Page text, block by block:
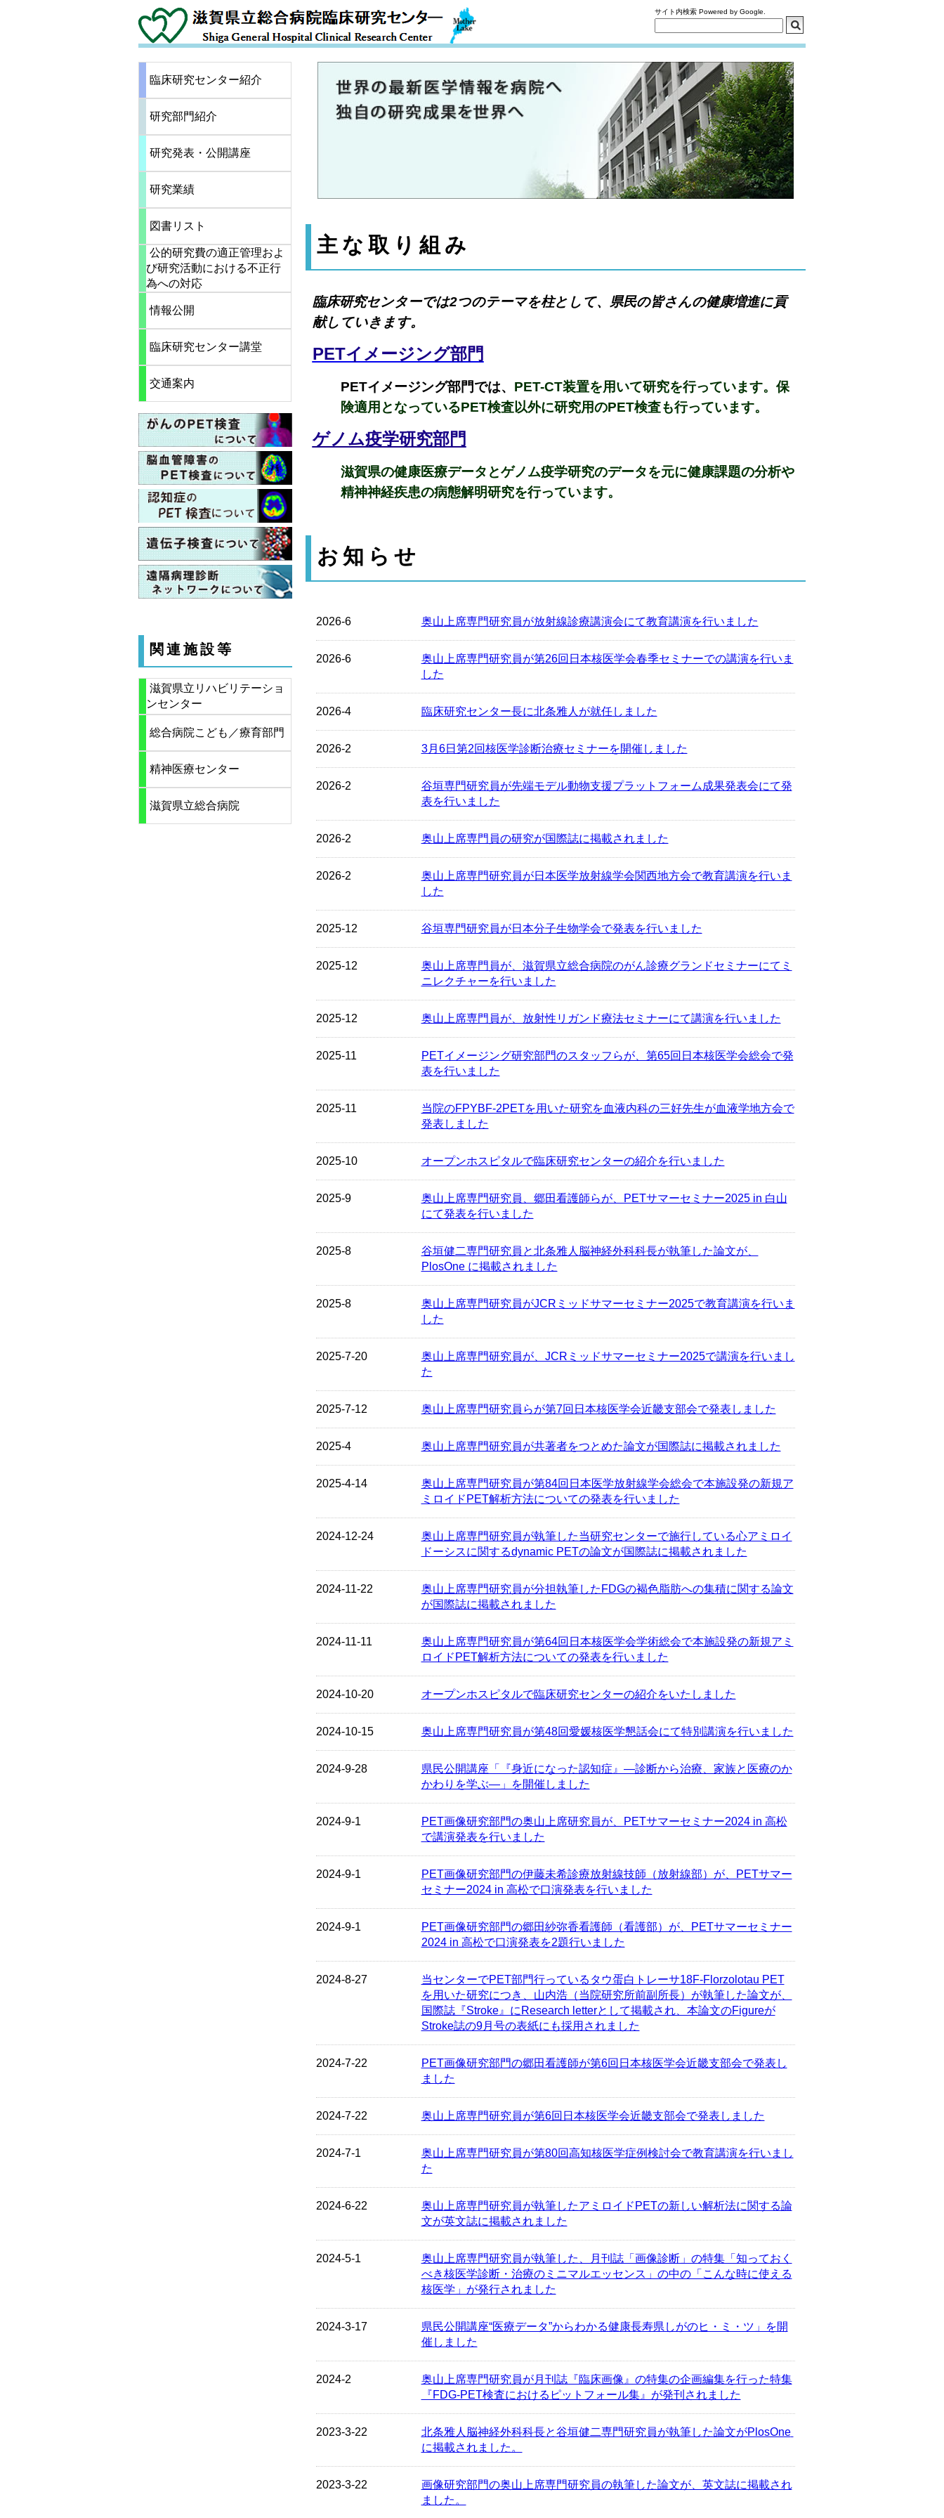
サイト内検索 Powered by Google.
臨床研究センター紹介
研究部門紹介
研究発表・公開講座
研究業績
図書リスト
公的研究費の適正管理およ
び研究活動における不正行
為への対応
情報公開
臨床研究センター講堂
交通案内
関連施設等
滋賀県立リハビリテーショ
ンセンター
総合病院こども／療育部門
精神医療センター
滋賀県立総合病院
究
セ
ン
タ
ー
主な取り組み
臨床研究センターでは2つのテーマを柱として、県民の皆さんの健康増進に貢
献していきます。
PETイメージング部門
PETイメージング部門では、 PET-CT装置を用いて研究を行っています。保
険適用となっているPET検査以外に研究用のPET検査も行っています。
ゲノム疫学研究部門
滋賀県の健康医療データとゲノム疫学研究のデータを元に健康課題の分析や
精神神経疾患の病態解明研究を行っています。
お知らせ
2026-6 奥山上席専門研究員が放射線診療講演会にて教育講演を行いました
2026-6
奥山上席専門研究員が第26回日本核医学会春季セミナーでの講演を行いま
した
2026-4 臨床研究センター長に北条雅人が就任しました
2026-2 3月6日第2回核医学診断治療セミナーを開催しました
2026-2
谷垣専門研究員が先端モデル動物支援プラットフォーム成果発表会にて発
表を行いました
2026-2 奥山上席専門員の研究が国際誌に掲載されました
2026-2
奥山上席専門研究員が日本医学放射線学会関西地方会で教育講演を行いま
した
2025-12 谷垣専門研究員が日本分子生物学会で発表を行いました
2025-12
奥山上席専門員が、滋賀県立総合病院のがん診療グランドセミナーにてミ
ニレクチャーを行いました
2025-12 奥山上席専門員が、放射性リガンド療法セミナーにて講演を行いました
2025-11
PETイメージング研究部門のスタッフらが、第65回日本核医学会総会で発
表を行いました
2025-11
当院のFPYBF-2PETを用いた研究を血液内科の三好先生が血液学地方会で
発表しました
2025-10 オープンホスピタルで臨床研究センターの紹介を行いました
2025-9
奥山上席専門研究員、郷田看護師らが、PETサマーセミナー2025 in 白山
にて発表を行いました
2025-8
谷垣健二専門研究員と北条雅人脳神経外科科長が執筆した論文が、
PlosOne に掲載されました
2025-8
奥山上席専門研究員がJCRミッドサマーセミナー2025で教育講演を行いま
した
2025-7-20
奥山上席専門研究員が、JCRミッドサマーセミナー2025で講演を行いまし
た
2025-7-12 奥山上席専門研究員らが第7回日本核医学会近畿支部会で発表しました
2025-4 奥山上席専門研究員が共著者をつとめた論文が国際誌に掲載されました
2025-4-14
奥山上席専門研究員が第84回日本医学放射線学会総会で本施設発の新規ア
ミロイドPET解析方法についての発表を行いました
2024-12-24
奥山上席専門研究員が執筆した当研究センターで施行している心アミロイ
ドーシスに関するdynamic PETの論文が国際誌に掲載されました
2024-11-22
奥山上席専門研究員が分担執筆したFDGの褐色脂肪への集積に関する論文
が国際誌に掲載されました
2024-11-11
奥山上席専門研究員が第64回日本核医学会学術総会で本施設発の新規アミ
ロイドPET解析方法についての発表を行いました
2024-10-20 オープンホスピタルで臨床研究センターの紹介をいたしました
2024-10-15 奥山上席専門研究員が第48回愛媛核医学懇話会にて特別講演を行いました
2024-9-28
県民公開講座「『身近になった認知症』―診断から治療、家族と医療のか
かわりを学ぶ―」を開催しました
2024-9-1
PET画像研究部門の奥山上席研究員が、PETサマーセミナー2024 in 高松
で講演発表を行いました
2024-9-1
PET画像研究部門の伊藤未希診療放射線技師（放射線部）が、PETサマー
セミナー2024 in 高松で口演発表を行いました
2024-9-1
PET画像研究部門の郷田紗弥香看護師（看護部）が、PETサマーセミナー
2024 in 高松で口演発表を2題行いました
2024-8-27
当センターでPET部門行っているタウ蛋白トレーサ18F-Florzolotau PET
を用いた研究につき、山内浩（当院研究所前副所長）が執筆した論文が、
国際誌『Stroke』にResearch letterとして掲載され、本論文のFigureが
Stroke誌の9月号の表紙にも採用されました
2024-7-22
PET画像研究部門の郷田看護師が第6回日本核医学会近畿支部会で発表し
ました
2024-7-22 奥山上席専門研究員が第6回日本核医学会近畿支部会で発表しました
2024-7-1
奥山上席専門研究員が第80回高知核医学症例検討会で教育講演を行いまし
た
2024-6-22
奥山上席専門研究員が執筆したアミロイドPETの新しい解析法に関する論
文が英文誌に掲載されました
2024-5-1
奥山上席専門研究員が執筆した、月刊誌「画像診断」の特集「知っておく
べき核医学診断・治療のミニマルエッセンス」の中の「こんな時に使える
核医学」が発行されました
2024-3-17
県民公開講座“医療データ”からわかる健康長寿県しがのヒ・ミ・ツ」を開
催しました
2024-2
奥山上席専門研究員が月刊誌『臨床画像』の特集の企画編集を行った特集
『FDG-PET検査におけるピットフォール集』が発刊されました
2023-3-22
北条雅人脳神経外科科長と谷垣健二専門研究員が執筆した論文がPlosOne
に掲載されました。
2023-3-22
画像研究部門の奥山上席専門研究員の執筆した論文が、英文誌に掲載され
ました。